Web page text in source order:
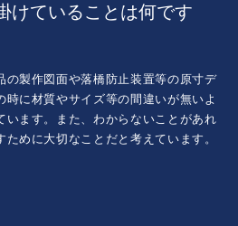
けていることは何です
の製作図面や落橋防止装置等の原寸デ
に材質やサイズ等の間違いが無いよ
います。また、わからないことがあれ
めに大切なことだと考えています。